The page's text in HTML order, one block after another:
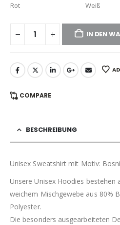
Rot Weiß
IN DEN
COMPARE
BESCHREIBUNG
Unisex Sweatshirt mit Motiv:
Unsere Unisex Hoodies bestehen
weichem Mischgewebe aus 80%
Polyester.
Die besonders ausgearbeiteten